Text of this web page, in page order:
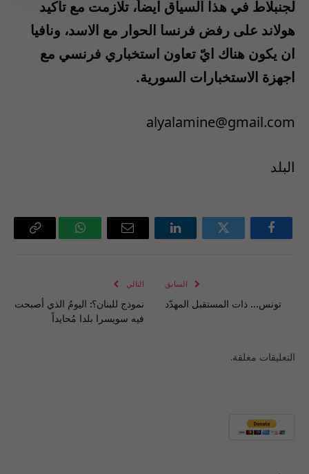
لجنبلاط في هذا السياق ايضاً، تلازمت مع تاكيد
هولاند على رفض فرنسا الحوار مع الاسد، ونافيا
ان يكون هناك ايّ تعاون استخباري فرنسي مع
اجهزة الاستخبارات السورية.
alyalamine@gmail.com
البلد
فيسبوك تويتر لينكدإن
البريد
واتساب Copy
السابق
تونس… ذات المستقبل المهدّد
التالي
نموذج للبنان؟: اليومُ الذي أصبحت
فيه سويسرا بلدا مُحايداً
التعليقات مغلقة.